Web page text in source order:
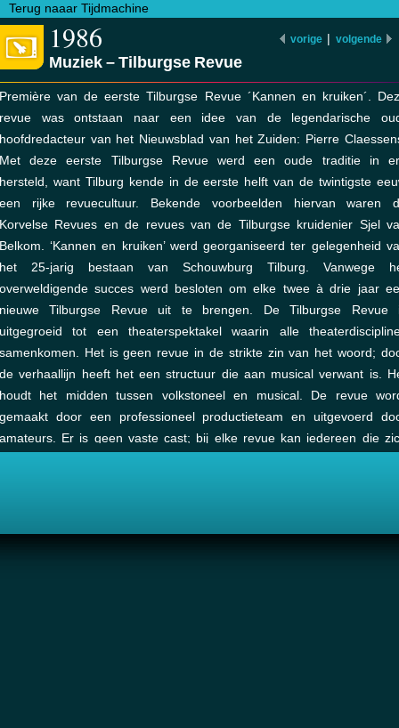
Terug naaar Tijdmachine
vorige | volgende
1986
Muziek – Tilburgse Revue
Première van de eerste Tilburgse Revue ´Kannen en kruiken´.
revue was ontstaan naar een idee van de legendarische
hoofdredacteur van het Nieuwsblad van het Zuiden: Pierre
Met deze eerste Tilburgse Revue werd een oude traditie in
hersteld, want Tilburg kende in de eerste helft van de twintigste
een rijke revuecultuur. Bekende voorbeelden hiervan waren
Korvelse Revues en de revues van de Tilburgse kruidenier Sjel
Belkom. ‘Kannen en kruiken’ werd georganiseerd ter gelegenheid
het 25-jarig bestaan van Schouwburg Tilburg. Vanwege
overweldigende succes werd besloten om elke twee à drie jaar
nieuwe Tilburgse Revue uit te brengen. De Tilburgse Revue
uitgegroeid tot een theaterspektakel waarin alle
samenkomen. Het is geen revue in de strikte zin van het woord;
de verhaallijn heeft het een structuur die aan musical verwant is.
houdt het midden tussen volkstoneel en musical. De revue
gemaakt door een professioneel productieteam en uitgevoerd
amateurs. Er is geen vaste cast; bij elke revue kan iedereen die